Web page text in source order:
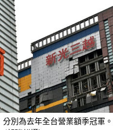
別為去年全台營業額季冠軍